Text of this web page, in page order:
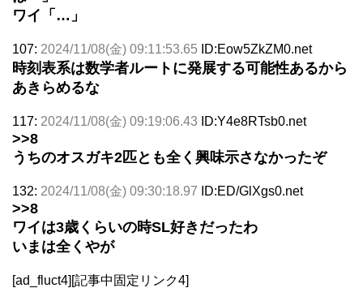
ワイ「…」
107: 2024/11/08(金) 09:11:53.65 ID:Eow5ZkZM0.net
時刻表系は数学者ルートに発展する可能性あるから
あきらめるな
117: 2024/11/08(金) 09:19:06.43 ID:Y4e8RTsb0.net
>>8
うちのオスガキ2匹とも全く興味示さなかったぞ
132: 2024/11/08(金) 09:30:18.97 ID:ED/GlXgs0.net
>>8
ワイは3歳くらいの時SL好きだったわ
いまは全くやが
[ad_fluct4][記事中固定リンク4]